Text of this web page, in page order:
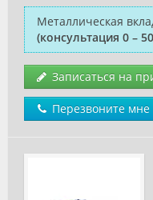
Металлическая
(консультация 0 –
Записаться на
Перезвоните мне